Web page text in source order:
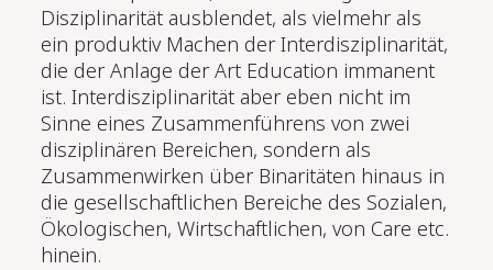
Disziplinarität ausblendet, als vielmehr als
ein produktiv Machen der Interdisziplinarität,
die der Anlage der Art Education immanent
ist. Interdisziplinarität aber eben nicht im
Sinne eines Zusammenführens von zwei
disziplinären Bereichen, sondern als
Zusammenwirken über Binaritäten hinaus in
die gesellschaftlichen Bereiche des Sozialen,
Ökologischen, Wirtschaftlichen, von Care etc.
hinein.